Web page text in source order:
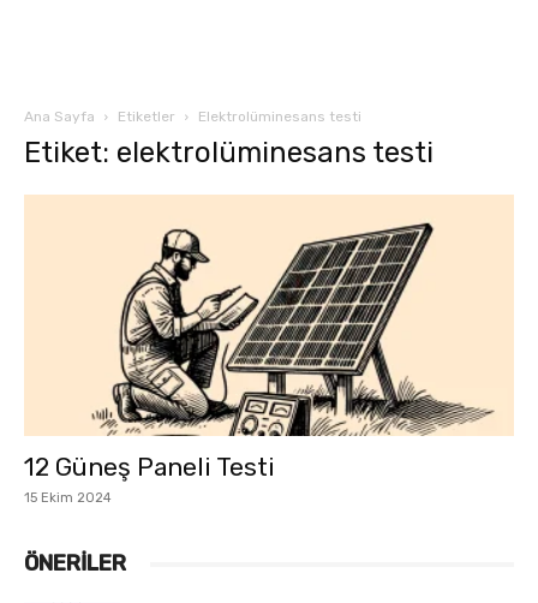
Ana Sayfa Etiketler Elektrolüminesans testi
Etiket: elektrolüminesans testi
12 Güneş Paneli Testi
15 Ekim 2024
ÖNERILER